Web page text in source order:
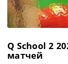
Q School 2
матчей